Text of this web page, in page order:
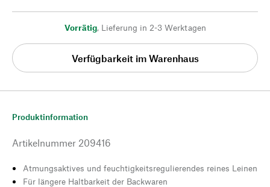
Vorrätig, Lieferung in 2-3 Werktagen
Verfügbarkeit im Warenhaus
Produktinformation
Artikelnummer 209416
Atmungsaktives und feuchtigkeitsregulierendes reines Leinen
Für längere Haltbarkeit der Backwaren